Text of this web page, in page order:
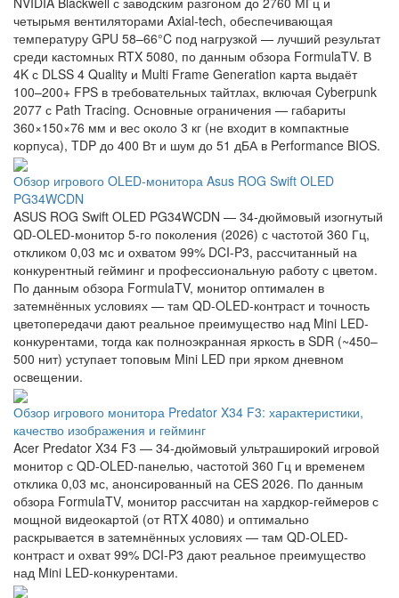
четырьмя вентиляторами Axial-tech, обеспечивающая
температуру GPU 58–66°C под нагрузкой — лучший результат
среди кастомных RTX 5080, по данным обзора FormulaTV. В
4K с DLSS 4 Quality и Multi Frame Generation карта выдаёт
100–200+ FPS в требовательных тайтлах, включая Cyberpunk
2077 с Path Tracing. Основные ограничения — габариты
360×150×76 мм и вес около 3 кг (не входит в компактные
корпуса), TDP до 400 Вт и шум до 51 дБА в Performance BIOS.
Обзор игрового OLED-монитора Asus ROG Swift OLED
PG34WCDN
ASUS ROG Swift OLED PG34WCDN — 34-дюймовый изогнутый
QD-OLED-монитор 5-го поколения (2026) с частотой 360 Гц,
откликом 0,03 мс и охватом 99% DCI-P3, рассчитанный на
конкурентный гейминг и профессиональную работу с цветом.
По данным обзора FormulaTV, монитор оптимален в
затемнённых условиях — там QD-OLED-контраст и точность
цветопередачи дают реальное преимущество над Mini LED-
конкурентами, тогда как полноэкранная яркость в SDR (~450–
500 нит) уступает топовым Mini LED при ярком дневном
освещении.
Обзор игрового монитора Predator X34 F3: характеристики,
качество изображения и гейминг
Acer Predator X34 F3 — 34-дюймовый ультраширокий игровой
монитор с QD-OLED-панелью, частотой 360 Гц и временем
отклика 0,03 мс, анонсированный на CES 2026. По данным
обзора FormulaTV, монитор рассчитан на хардкор-геймеров с
мощной видеокартой (от RTX 4080) и оптимально
раскрывается в затемнённых условиях — там QD-OLED-
контраст и охват 99% DCI-P3 дают реальное преимущество
над Mini LED-конкурентами.